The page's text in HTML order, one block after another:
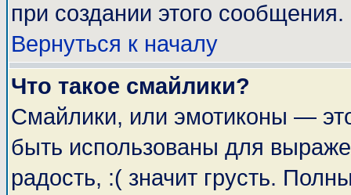
при создании этого сообщения.
Вернуться к началу
Что такое смайлики?
Смайлики, или эмотиконы —
быть использованы для
радость, :( значит грусть.